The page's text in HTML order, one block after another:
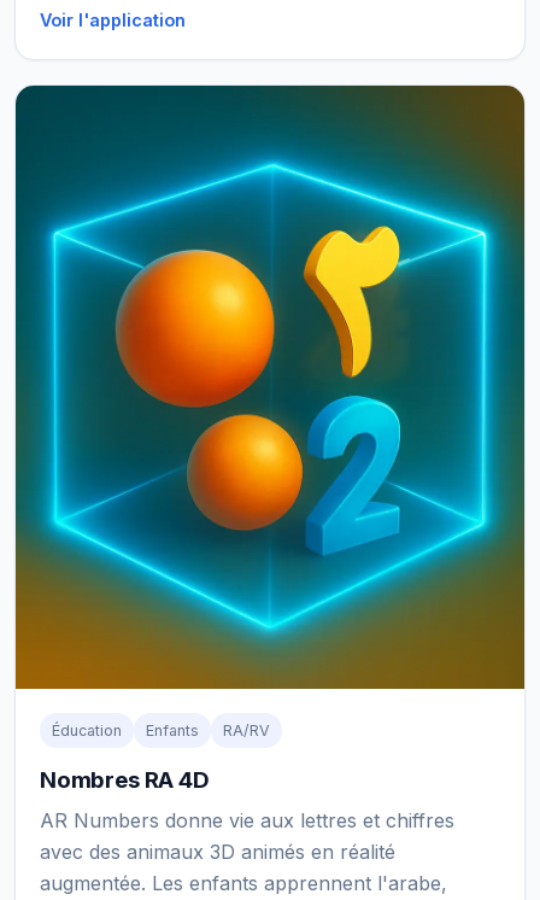
Voir l'application
Éducation Enfants RA/RV
Nombres RA 4D
AR Numbers donne vie aux lettres et chiffres
avec des animaux 3D animés en réalité
augmentée. Les enfants apprennent l'arabe,